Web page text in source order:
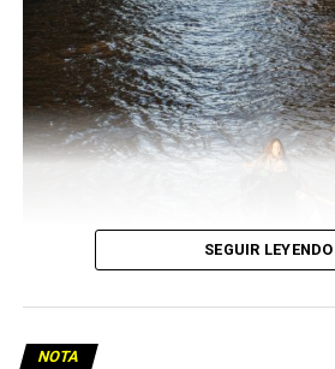
SEGUIR LEYENDO
NOTA